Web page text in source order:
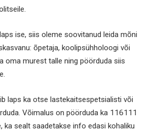
ise, siis oleme soovitanud leida mõni
õpetaja, koolipsühholoogi või
oma murest talle ning pöörduda siis
laps ka otse lastekaitsespetsialisti või
Võimalus on pöörduda ka 116111
ka sealt saadetakse info edasi kohaliku